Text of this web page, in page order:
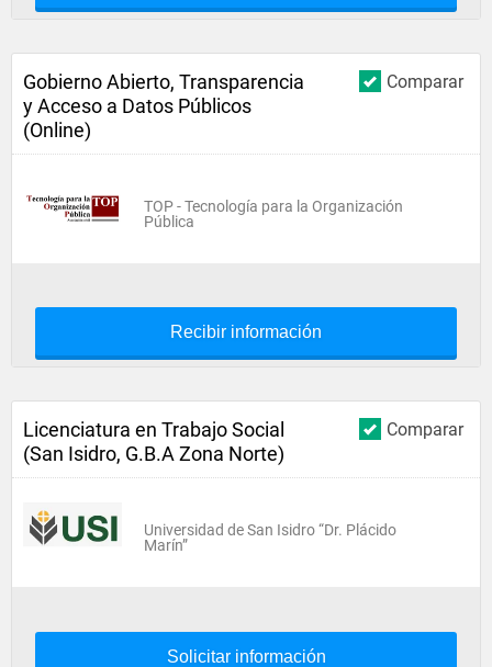
Comparar
Gobierno Abierto, Transparencia
y Acceso a Datos Públicos
(Online)
TOP - Tecnología para la Organización
Pública
Recibir información
Comparar
Licenciatura en Trabajo Social
(San Isidro, G.B.A Zona Norte)
Universidad de San Isidro “Dr. Plácido
Marín”
Solicitar información